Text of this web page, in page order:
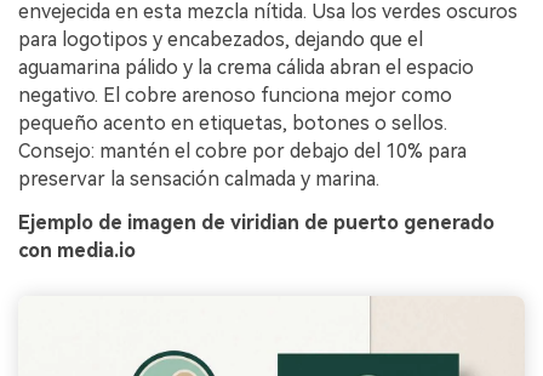
envejecida en esta mezcla nítida. Usa los verdes oscuros
para logotipos y encabezados, dejando que el
aguamarina pálido y la crema cálida abran el espacio
negativo. El cobre arenoso funciona mejor como
pequeño acento en etiquetas, botones o sellos.
Consejo: mantén el cobre por debajo del 10% para
preservar la sensación calmada y marina.
Ejemplo de imagen de viridian de puerto generado
con media.io